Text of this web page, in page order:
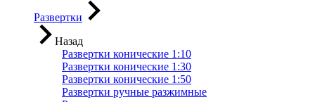
Развертки
Назад
Развертки конические 1:10
Развертки конические 1:30
Развертки конические 1:50
Развертки ручные разжимные